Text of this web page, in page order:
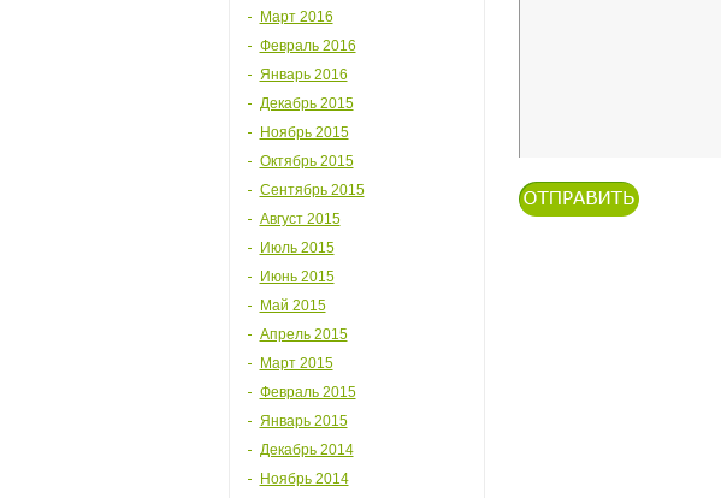
Март 2016
Февраль 2016
Январь 2016
Декабрь 2015
Ноябрь 2015
Октябрь 2015
Сентябрь 2015
Август 2015
Июль 2015
Июнь 2015
Май 2015
Апрель 2015
Март 2015
Февраль 2015
Январь 2015
Декабрь 2014
Ноябрь 2014